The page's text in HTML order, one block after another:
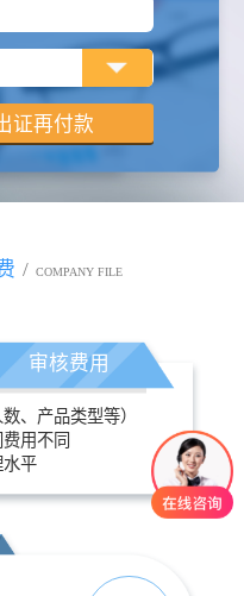
/ COMPANY FILE
审核费用
、产品类型等）
用不同
水平